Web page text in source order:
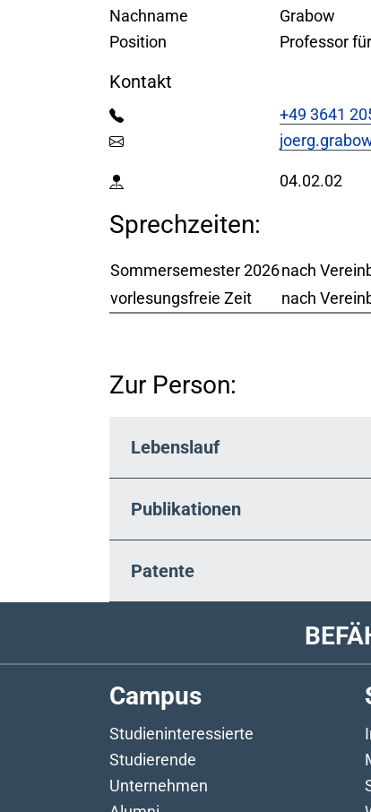
Nachname
Grabow
Position
Professor
Kontakt
+49 3641
04.02.02
Sprechzeiten:
Sommersemester 2026nach
vorlesungsfreie Zeit
nach
Zur Person:
Lebenslauf
Publikationen
Patente
Campus
Studieninteressierte
Studierende
Unternehmen